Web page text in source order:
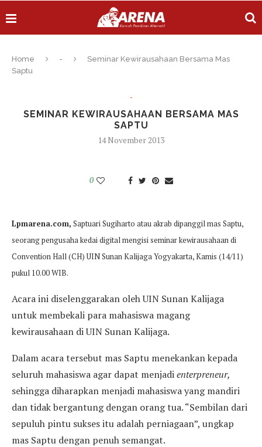
Home -
Seminar Kewirausahaan Bersama Mas
Saptu
-
SEMINAR KEWIRAUSAHAAN BERSAMA MAS
SAPTU
14 November 2013
0
Lpmarena.com, Saptuari Sugiharto atau akrab dipanggil mas Saptu,
seorang pengusaha kedai digital mengisi seminar kewirausahaan di
Convention Hall (CH) UIN Sunan Kalijaga Yogyakarta, Kamis (14/11)
pukul 10.00 WIB.
Acara ini diselenggarakan oleh UIN Sunan Kalijaga
untuk membekali para mahasiswa magang
kewirausahaan di UIN Sunan Kalijaga.
Dalam acara tersebut mas Saptu menekankan kepada
seluruh mahasiswa agar dapat menjadienterpreneur,
sehingga diharapkan menjadi mahasiswa yang mandiri
dan tidak bergantung dengan orang tua. “Sembilan dari
sepuluh pintu sukses itu adalah perniagaan”, ungkap
mas Saptu dengan penuh semangat.